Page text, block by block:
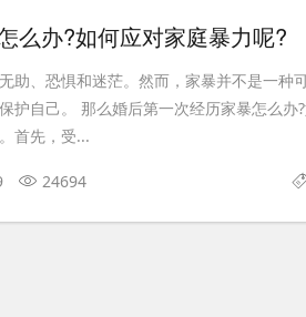
么办?如何应对家庭暴力呢?
助、恐惧和迷茫。然而，家暴并不是一种
护自己。 那么婚后第一次经历家暴怎么办
首先，受...
24694